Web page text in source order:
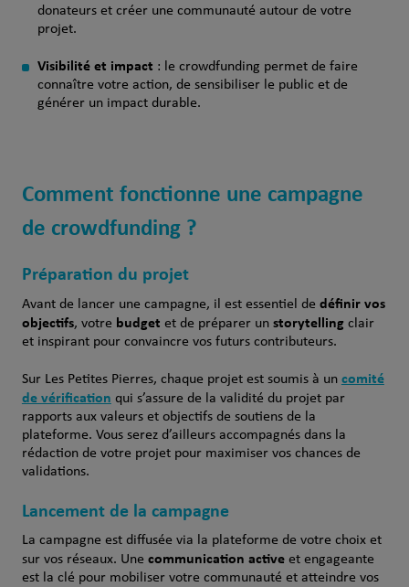
donateurs et créer une communauté autour de votre
projet.
Visibilité et impact : le crowdfunding permet de faire
connaître votre action, de sensibiliser le public et de
générer un impact durable.
Comment fonctionne une campagne
de crowdfunding ?
Préparation du projet
Avant de lancer une campagne, il est essentiel de définir vos
objectifs, votre budget et de préparer un storytellingclair
et inspirant pour convaincre vos futurs contributeurs.
Sur Les Petites Pierres, chaque projet est soumis à un comité
de vérification qui s’assure de la validité du projet par
rapports aux valeurs et objectifs de soutiens de la
plateforme. Vous serez d’ailleurs accompagnés dans la
rédaction de votre projet pour maximiser vos chances de
validations.
Lancement de la campagne
La campagne est diffusée via la plateforme de votre choix et
sur vos réseaux. Une communication activeet engageante
est la clé pour mobiliser votre communauté et atteindre vos